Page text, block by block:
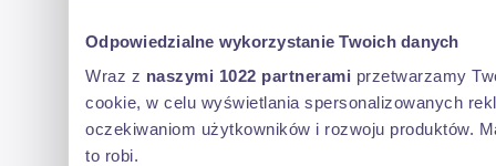
Odpowiedzialne wykorzystanie Twoich danych
Wraz z naszymi 1022 partnerami przetwarzamy
cookie, w celu wyświetlania spersonalizowanych
oczekiwaniom użytkowników i rozwoju produktów.
to robi.